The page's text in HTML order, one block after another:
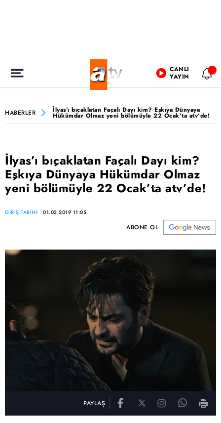
CANLI
YAYIN
HABERLER İlyas’ı bıçaklatan Façalı Dayı kim? Eşkıya Dünyaya
Hükümdar Olmaz yeni bölümüyle 22 Ocak’ta atv’de!
İlyas’ı bıçaklatan Façalı Dayı kim?
Eşkıya Dünyaya Hükümdar Olmaz
yeni bölümüyle 22 Ocak’ta atv’de!
GİRİŞ TARİHİ: 01.03.2019 11:05
ABONE OL
PAYLAŞ